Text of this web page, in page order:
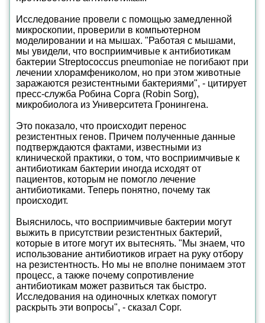
Исследование провели с помощью замедленной
микроскопии, проверили в компьютерном
моделировании и на мышах. "Работая с мышами,
мы увидели, что восприимчивые к антибиотикам
бактерии Streptococcus pneumoniae не погибают при
лечении хлорамфениколом, но при этом животные
заражаются резистентными бактериями", - цитирует
пресс-служба Робина Сорга (Robin Sorg),
микробиолога из Университета Гронингена.
Это показало, что происходит перенос
резистентных генов. Причем полученные данные
подтверждаются фактами, известными из
клинической практики, о том, что восприимчивые к
антибиотикам бактерии иногда исходят от
пациентов, которым не помогло лечение
антибиотиками. Теперь понятно, почему так
происходит.
Выяснилось, что восприимчивые бактерии могут
выжить в присутствии резистентных бактерий,
которые в итоге могут их вытеснять. "Мы знаем, что
использование антибиотиков играет на руку отбору
на резистентность. Но мы не вполне понимаем этот
процесс, а также почему сопротивление
антибиотикам может развиться так быстро.
Исследования на одиночных клетках помогут
раскрыть эти вопросы", - сказал Сорг.